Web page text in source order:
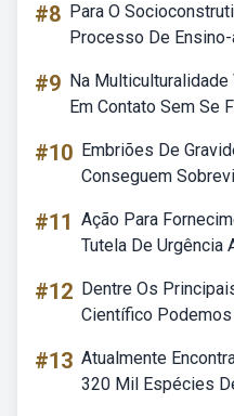
#8 Para O
Processo De
#9 Na
Em Contato Sem Se
#10 Embriões De
Conseguem
#11 Ação Para
Tutela De Urgência
#12 Dentre Os
Científico
#13 Atualmente
320 Mil Espécies